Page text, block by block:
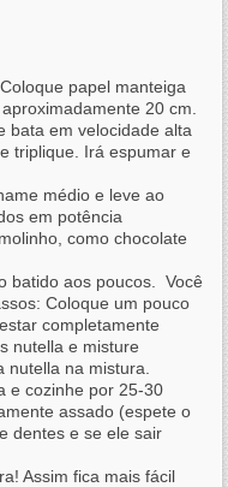
papel manteiga
20 cm.
bata em velocidade alta
triplique. Irá espumar e
médio e leve ao
em potência
como chocolate
batido aos poucos. Você
Coloque um pouco
completamente
nutella e misture
na mistura.
e cozinhe por 25-30
assado (espete o
dentes e se ele sair
Assim fica mais fácil